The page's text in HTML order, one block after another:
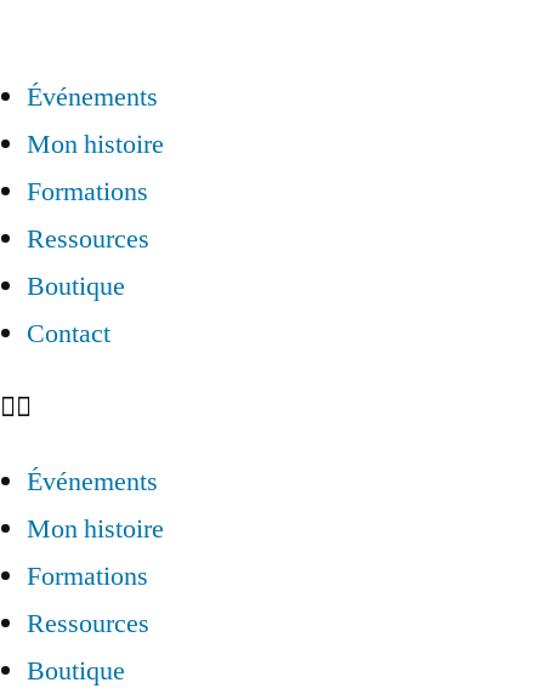
Événements
Mon histoire
Formations
Ressources
Boutique
Contact
Événements
Mon histoire
Formations
Ressources
Boutique